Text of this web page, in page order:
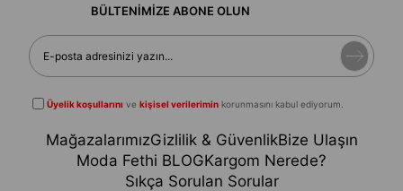
BÜLTENİMİZE ABONE OLUN
Üyelik koşullarını vekişisel verilerimin korunmasını kabul ediyorum.
MağazalarımızGizlilik & GüvenlikBize Ulaşın
Moda Fethi BLOGKargom Nerede?
Sıkça Sorulan Sorular